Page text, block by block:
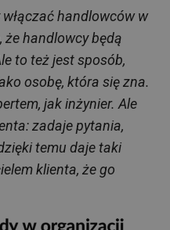
handlowców w
że handlowcy będą
to też jest sposób,
osobę, która się zna.
jak inżynier. Ale
zadaje pytania,
temu daje taki
klienta, że go